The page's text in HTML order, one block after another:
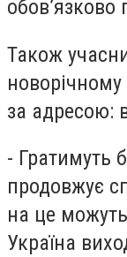
обов’язково
Також
новорічному
за адресою:
- Гратимуть
продовжує
на це
Україна